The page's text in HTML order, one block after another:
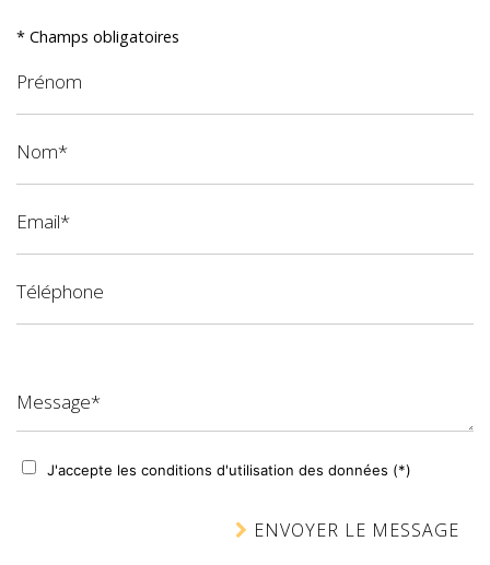
* Champs obligatoires
Prénom
Nom*
Email*
Téléphone
Message*
J'accepte les conditions d'utilisation des données (*)
ENVOYER LE MESSAGE